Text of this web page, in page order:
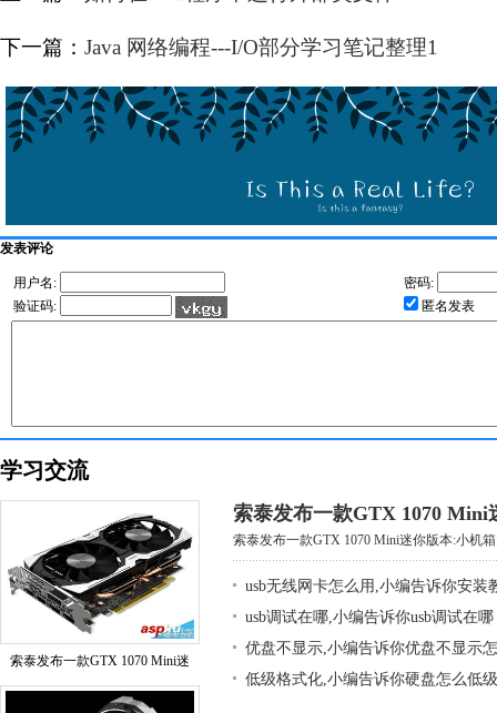
下一篇： Java 网络编程---I/O部分学习笔记整理1
发表评论
用户名:
密码:
验证码:
匿名发表
学习交流
索泰发布一款GTX 1070 Mini迷
索泰发布一款GTX 1070 Mini
索泰发布一款GTX 1070 Mini迷你版本:小机
usb无线网卡怎么用,小编告诉你安装
usb调试在哪,小编告诉你usb调试在哪
优盘不显示,小编告诉你优盘不显示
低级格式化,小编告诉你硬盘怎么低